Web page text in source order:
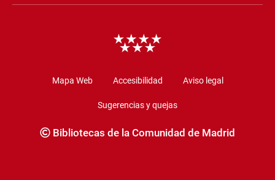
Mapa Web Accesibilidad Aviso legal
Sugerencias y quejas
Bibliotecas de la Comunidad de Madrid